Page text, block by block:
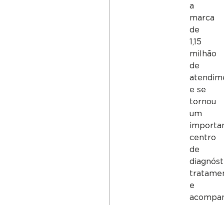
a
marca
de
1,15
milhão
de
e se
tornou
um
centro
de
e